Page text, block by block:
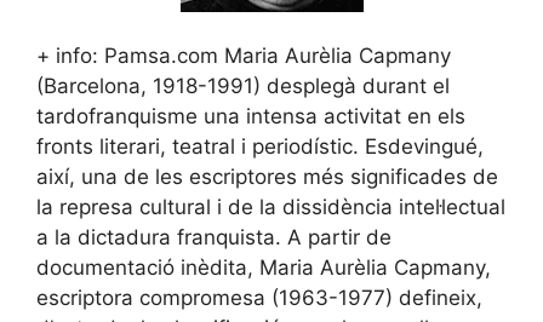
+ info: Pamsa.com Maria Aurèlia Capmany
(Barcelona, 1918-1991) desplegà durant el
tardofranquisme una intensa activitat en els
fronts literari, teatral i periodístic. Esdevingué,
així, una de les escriptores més significades de
la represa cultural i de la dissidència intel·lectual
a la dictadura franquista. A partir de
documentació inèdita, Maria Aurèlia Capmany,
escriptora compromesa (1963-1977) defineix,